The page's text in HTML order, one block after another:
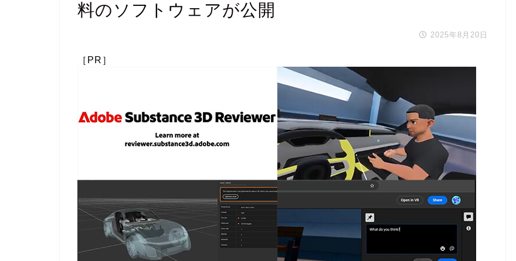
料のソフトウェアが公開
2025年8月20日
［PR］